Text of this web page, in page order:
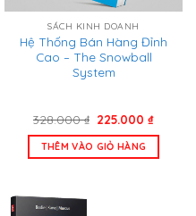
SÁCH KINH DOANH
Hệ Thống Bán Hàng Đỉnh
Cao – The Snowball
System
328.000₫ Giá
là:
328.000 ₫.
225.000₫Giá
tại
THÊM VÀO GIỎ HÀNG